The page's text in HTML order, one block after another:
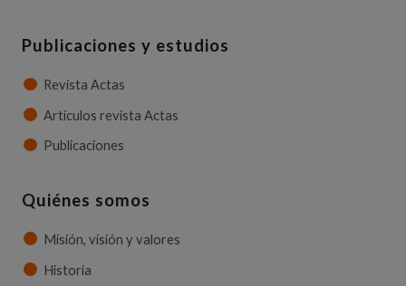
Publicaciones y estudios
Revista Actas
Artículos revista Actas
Publicaciones
Quiénes somos
Misión, visión y valores
Historia